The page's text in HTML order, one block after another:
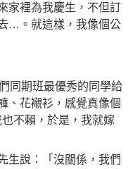
家裡為我慶生，不但訂
…。就這樣，我像個公
同期班最優秀的同學給
、花襯衫，感覺真像個
不賴，於是，我就嫁
生說：「沒關係，我們